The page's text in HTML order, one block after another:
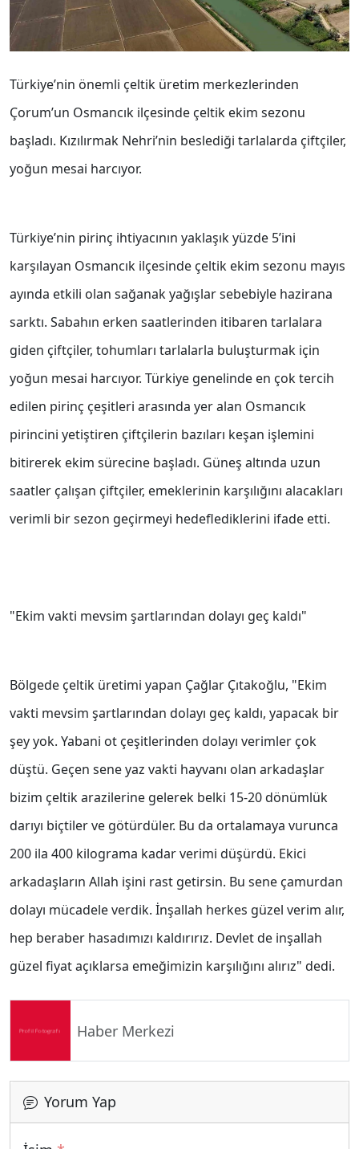
Türkiye’nin önemli çeltik üretim merkezlerinden
Çorum’un Osmancık ilçesinde çeltik ekim sezonu
başladı. Kızılırmak Nehri’nin beslediği tarlalarda çiftçiler,
yoğun mesai harcıyor.
Türkiye’nin pirinç ihtiyacının yaklaşık yüzde 5’ini
karşılayan Osmancık ilçesinde çeltik ekim sezonu mayıs
ayında etkili olan sağanak yağışlar sebebiyle hazirana
sarktı. Sabahın erken saatlerinden itibaren tarlalara
giden çiftçiler, tohumları tarlalarla buluşturmak için
yoğun mesai harcıyor. Türkiye genelinde en çok tercih
edilen pirinç çeşitleri arasında yer alan Osmancık
pirincini yetiştiren çiftçilerin bazıları keşan işlemini
bitirerek ekim sürecine başladı. Güneş altında uzun
saatler çalışan çiftçiler, emeklerinin karşılığını alacakları
verimli bir sezon geçirmeyi hedeflediklerini ifade etti.
"Ekim vakti mevsim şartlarından dolayı geç kaldı"
Bölgede çeltik üretimi yapan Çağlar Çıtakoğlu, "Ekim
vakti mevsim şartlarından dolayı geç kaldı, yapacak bir
şey yok. Yabani ot çeşitlerinden dolayı verimler çok
düştü. Geçen sene yaz vakti hayvanı olan arkadaşlar
bizim çeltik arazilerine gelerek belki 15-20 dönümlük
darıyı biçtiler ve götürdüler. Bu da ortalamaya vurunca
200 ila 400 kilograma kadar verimi düşürdü. Ekici
arkadaşların Allah işini rast getirsin. Bu sene çamurdan
dolayı mücadele verdik. İnşallah herkes güzel verim alır,
hep beraber hasadımızı kaldırırız. Devlet de inşallah
güzel fiyat açıklarsa emeğimizin karşılığını alırız" dedi.
Haber Merkezi
Yorum Yap